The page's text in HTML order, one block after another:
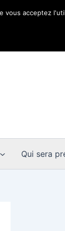
Qui sera
vous acceptez